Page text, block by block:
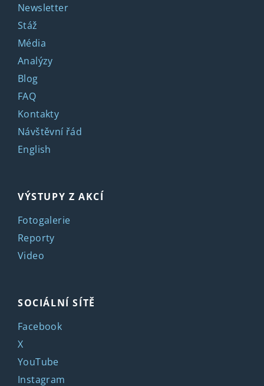
Newsletter
Stáž
Média
Analýzy
Blog
FAQ
Kontakty
Návštěvní řád
English
VÝSTUPY Z AKCÍ
Fotogalerie
Reporty
Video
SOCIÁLNÍ SÍTĚ
Facebook
X
YouTube
Instagram